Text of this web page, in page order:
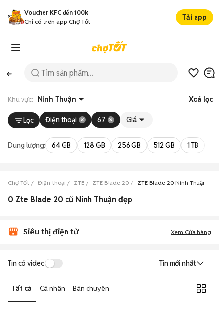
Voucher KFC đến 100k
Chỉ có trên app Chợ Tốt
Tải app
Khu vực: Ninh Thuận Xoá lọc
Lọc Điện thoại 67 Giá
Dung lượng: 64 GB 128 GB 256 GB 512 GB 1 TB
Chợ Tốt Điện thoại ZTE ZTE Blade 20 ZTE Blade 20 Ninh Thuận
0 Zte Blade 20 cũ Ninh Thuận đẹp
Siêu thị điện tử Xem Cửa hàng
Tin có video Tin mới nhất
Tất cả Cá nhân Bán chuyên